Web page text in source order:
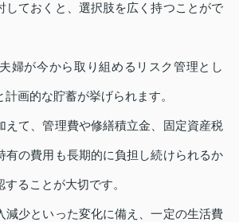
しておくと、選択肢を広く持つことがで
婦が今から取り組めるリスク管理とし
画的な貯蓄が挙げられます。
えて、管理費や修繕積立金、固定資産税
有の費用も長期的に負担し続けられるか
ることが大切です。
減少といった変化に備え、一定の生活費